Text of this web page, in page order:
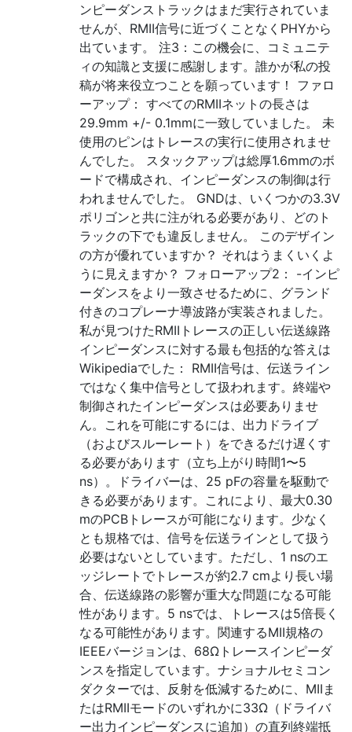
ンピーダンストラックはまだ実行されていま
せんが、RMII信号に近づくことなくPHYから
出ています。 注3：この機会に、コミュニテ
ィの知識と支援に感謝します。誰かが私の投
稿が将来役立つことを願っています！ ファロ
ーアップ： すべてのRMIIネットの長さは
29.9mm +/- 0.1mmに一致していました。 未
使用のピンはトレースの実行に使用されませ
んでした。 スタックアップは総厚1.6mmのボ
ードで構成され、インピーダンスの制御は行
われませんでした。 GNDは、いくつかの3.3V
ポリゴンと共に注がれる必要があり、どのト
ラックの下でも違反しません。 このデザイン
の方が優れていますか？ それはうまくいくよ
うに見えますか？ フォローアップ2： -インピ
ーダンスをより一致させるために、グランド
付きのコプレーナ導波路が実装されました。
私が見つけたRMIIトレースの正しい伝送線路
インピーダンスに対する最も包括的な答えは
Wikipediaでした： RMII信号は、伝送ライン
ではなく集中信号として扱われます。終端や
制御されたインピーダンスは必要ありませ
ん。これを可能にするには、出力ドライブ
（およびスルーレート）をできるだけ遅くす
る必要があります（立ち上がり時間1〜5
ns）。ドライバーは、25 pFの容量を駆動で
きる必要があります。これにより、最大0.30
mのPCBトレースが可能になります。少なく
とも規格では、信号を伝送ラインとして扱う
必要はないとしています。ただし、1 nsのエ
ッジレートでトレースが約2.7 cmより長い場
合、伝送線路の影響が重大な問題になる可能
性があります。5 nsでは、トレースは5倍長く
なる可能性があります。関連するMII規格の
IEEEバージョンは、68Ωトレースインピーダ
ンスを指定しています。ナショナルセミコン
ダクターでは、反射を低減するために、MIIま
たはRMIIモードのいずれかに33Ω（ドライバ
ー出力インピーダンスに追加）の直列終端抵